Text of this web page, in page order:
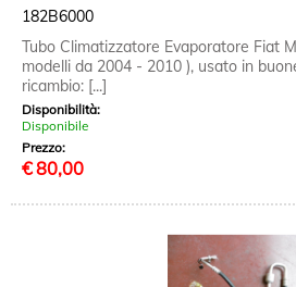
182B6000
Tubo Climatizzatore Evaporatore Fiat
modelli da 2004 - 2010 ), usato in
ricambio: [...]
Disponibilità:
Disponibile
Prezzo:
€80,00